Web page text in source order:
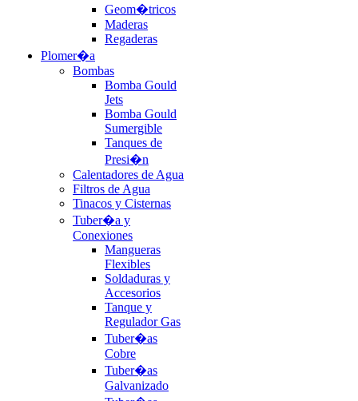
Geom�tricos
Maderas
Regaderas
Plomer�a
Bombas
Bomba Gould
Jets
Bomba Gould
Sumergible
Tanques de
Presi�n
Calentadores de Agua
Filtros de Agua
Tinacos y Cisternas
Tuber�a y
Conexiones
Mangueras
Flexibles
Soldaduras y
Accesorios
Tanque y
Regulador Gas
Tuber�as
Cobre
Tuber�as
Galvanizado